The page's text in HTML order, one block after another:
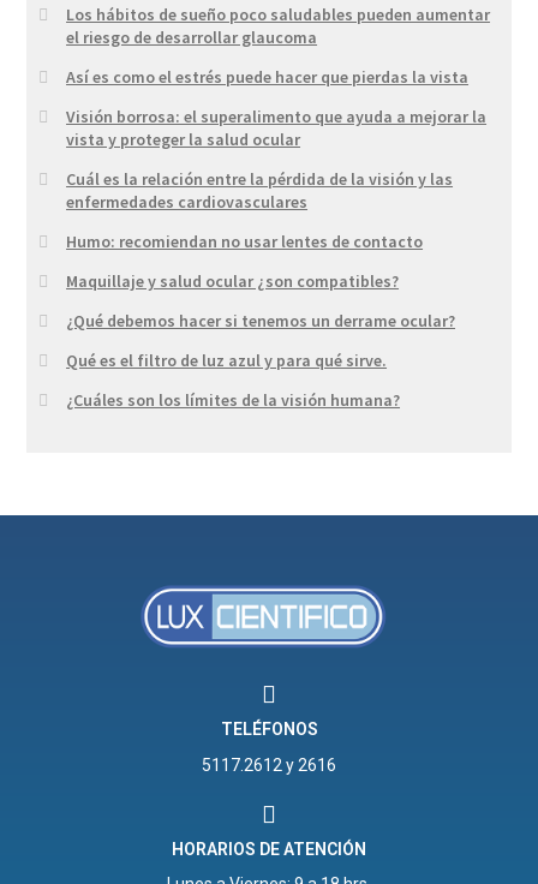
Los hábitos de sueño poco saludables pueden aumentar
el riesgo de desarrollar glaucoma
Así es como el estrés puede hacer que pierdas la vista
Visión borrosa: el superalimento que ayuda a mejorar la
vista y proteger la salud ocular
Cuál es la relación entre la pérdida de la visión y las
enfermedades cardiovasculares
Humo: recomiendan no usar lentes de contacto
Maquillaje y salud ocular ¿son compatibles?
¿Qué debemos hacer si tenemos un derrame ocular?
Qué es el filtro de luz azul y para qué sirve.
¿Cuáles son los límites de la visión humana?
TELÉFONOS
5117.2612 y 2616
HORARIOS DE ATENCIÓN